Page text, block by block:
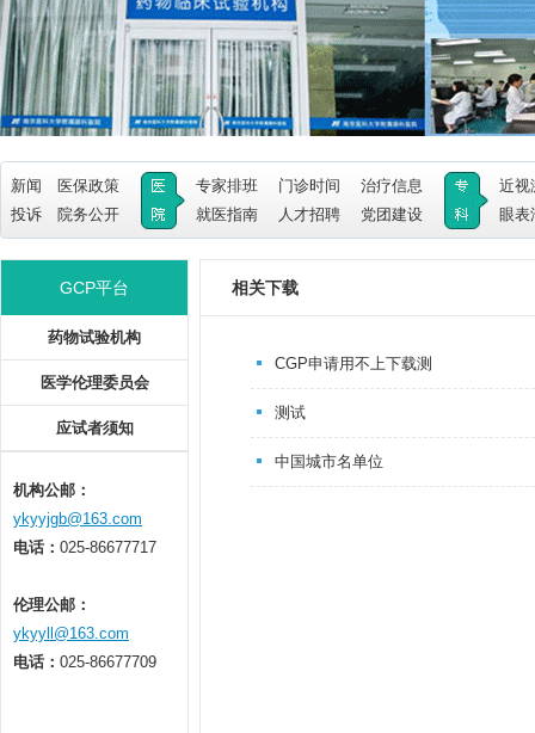
新闻 医保政策 专家排班 门诊时间 治疗信息
近视
投诉
院务公开 就医指南 人才招聘 党团建设 眼表
GCP平台
药物试验机构
医学伦理委员会
应试者须知
机构公邮：
ykyyjgb@163.com
电话： 025-86677717
伦理公邮：
ykyyll@163.com
电话： 025-86677709
相关下载
CGP申请用不上下载测
测试
中国城市名单位